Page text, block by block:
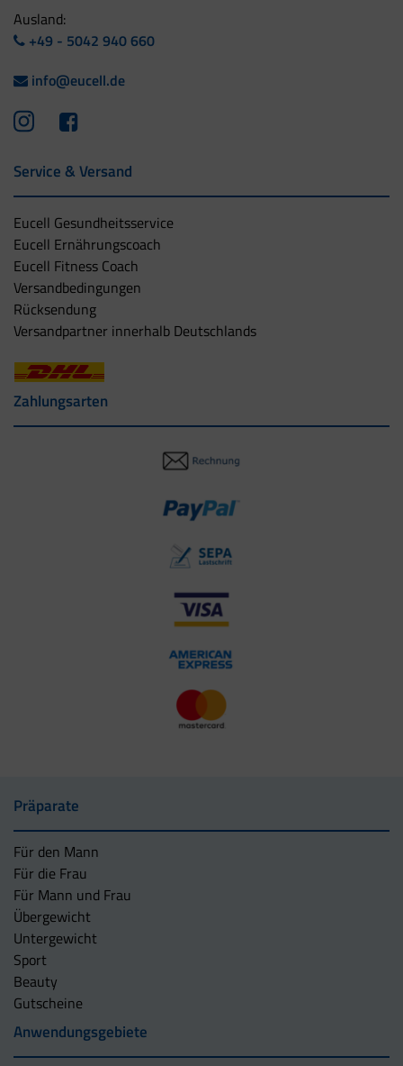
Ausland:
+49 - 5042 940 660
info@eucell.de
Service & Versand
Eucell Gesundheitsservice
Eucell Ernährungscoach
Eucell Fitness Coach
Versandbedingungen
Rücksendung
Versandpartner innerhalb Deutschlands
Zahlungsarten
Präparate
Für den Mann
Für die Frau
Für Mann und Frau
Übergewicht
Untergewicht
Sport
Beauty
Gutscheine
Anwendungsgebiete